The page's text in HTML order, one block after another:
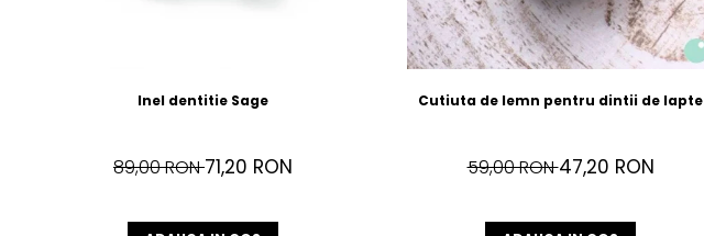
Inel dentitie Sage
89,00 RON71,20 RON
Cutiuta de lemn pentru dintii de lapte
59,00 RON47,20 RON